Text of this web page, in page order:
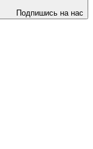
Подпишись на нас